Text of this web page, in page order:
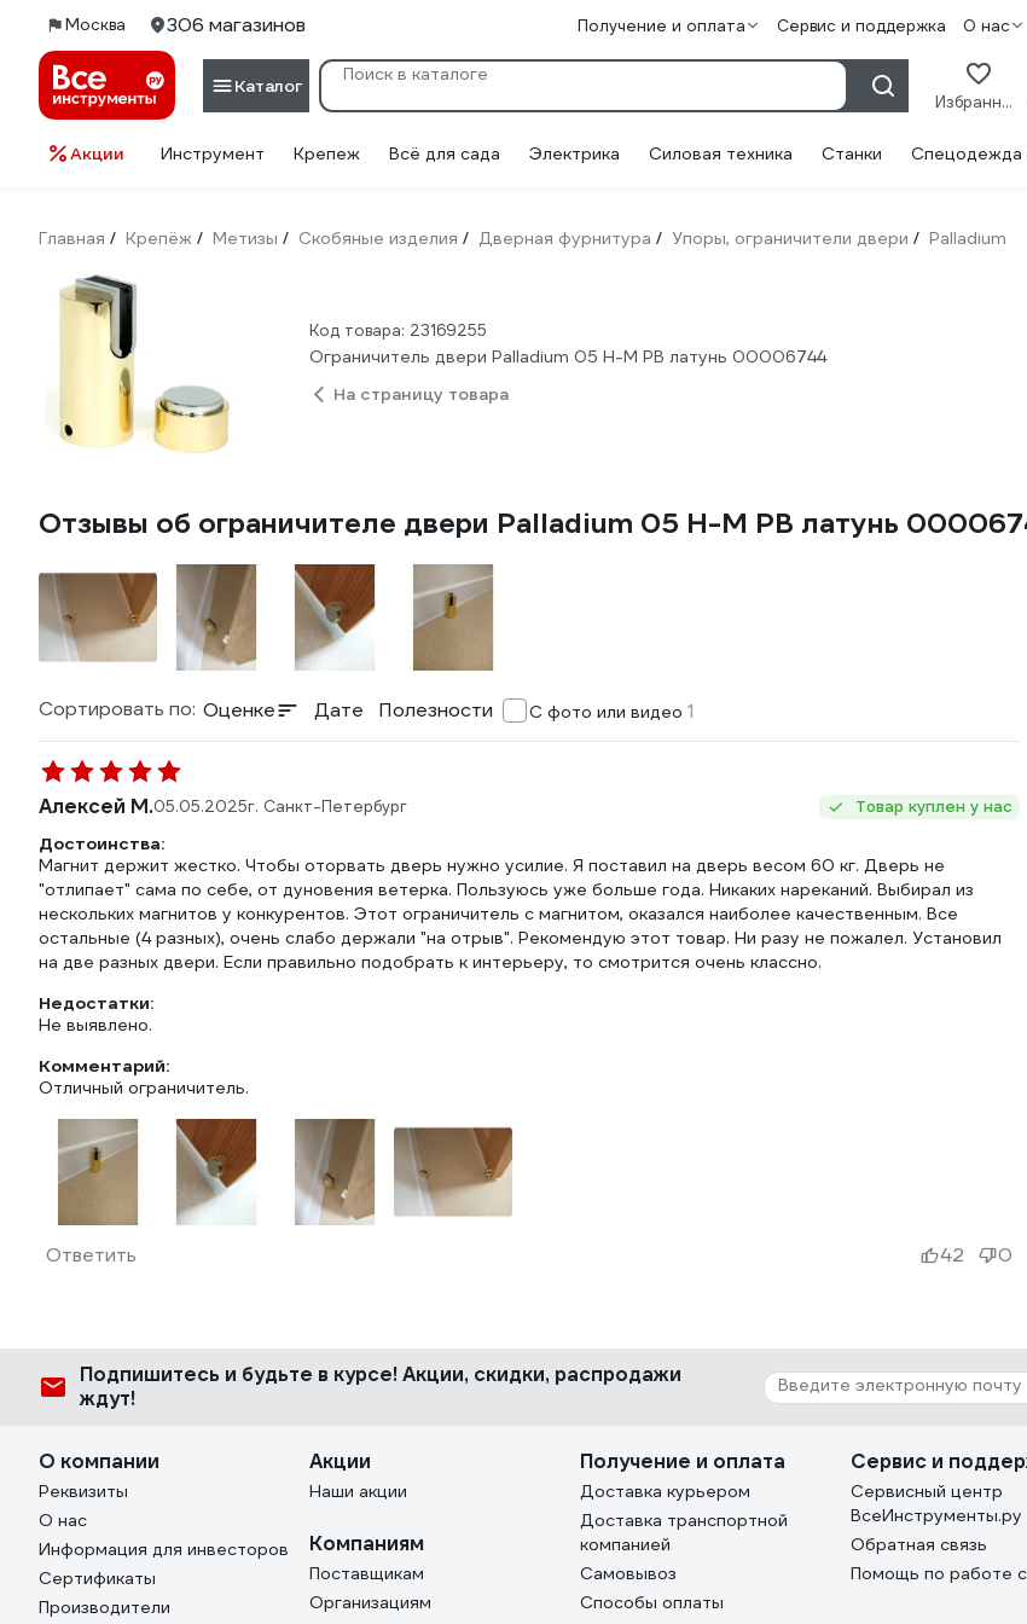
Москва 306 магазинов Получение и оплата Сервис и поддержка О нас
Каталог
Избранное
Акции Инструмент Крепеж Всё для сада Электрика Силовая техника Станки Спецодежда
Главная / Крепёж / Метизы / Скобяные изделия / Дверная фурнитура / Упоры, ограничители двери / Palladium
Код товара: 23169255
Ограничитель двери Palladium 05 H-М PB латунь 00006744
На страницу товара
Отзывы об ограничителе двери Palladium 05 H-М PB латунь
Сортировать по: Оценке Дате Полезности С фото или видео 1
Алексей М.05.05.2025г. Санкт-Петербург Товар куплен у нас
Достоинства:
Магнит держит жестко. Чтобы оторвать дверь нужно усилие. Я поставил на дверь весом 60 кг. Дверь не
"отлипает" сама по себе, от дуновения ветерка. Пользуюсь уже больше года. Никаких нареканий. Выбирал из
нескольких магнитов у конкурентов. Этот ограничитель с магнитом, оказался наиболее качественным. Все
остальные (4 разных), очень слабо держали "на отрыв". Рекомендую этот товар. Ни разу не пожалел. Установил
на две разных двери. Если правильно подобрать к интерьеру, то смотрится очень классно.
Недостатки:
Не выявлено.
Комментарий:
Отличный ограничитель.
Ответить 42 0
Подпишитесь и будьте в курсе! Акции, скидки, распродажи
ждут!
О компании
Реквизиты
О нас
Информация для инвесторов
Сертификаты
Производители
Акции
Наши акции
Компаниям
Поставщикам
Организациям
Получение и оплата
Доставка курьером
Доставка транспортной
компанией
Самовывоз
Способы оплаты
Сервис и
Сервисный центр
ВсеИнструменты.ру
Обратная связь
Помощь по работе